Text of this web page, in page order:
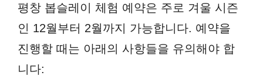
평창 봅슬레이 체험 예약은 주로 겨울 시즌
인 12월부터 2월까지 가능합니다. 예약을
진행할 때는 아래의 사항들을 유의해야 합
니다: